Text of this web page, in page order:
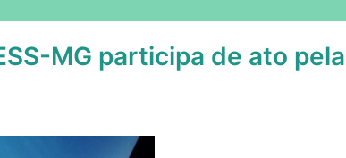
MG participa de ato pela